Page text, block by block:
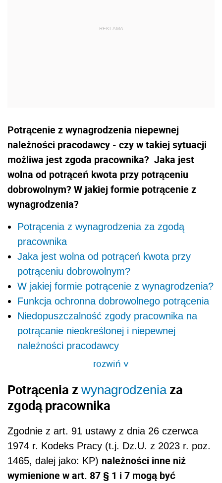
Potrącenie z wynagrodzenia niepewnej
należności pracodawcy - czy w takiej sytuacji
możliwa jest zgoda pracownika? Jaka jest
wolna od potrąceń kwota przy potrąceniu
dobrowolnym? W jakiej formie potrącenie z
wynagrodzenia?
Potrącenia z wynagrodzenia za zgodą
pracownika
Jaka jest wolna od potrąceń kwota przy
potrąceniu dobrowolnym?
W jakiej formie potrącenie z wynagrodzenia?
Funkcja ochronna dobrowolnego potrącenia
Niedopuszczalność zgody pracownika na
potrącanie nieokreślonej i niepewnej
należności pracodawcy
rozwiń>
Potrącenia z wynagrodzeniaza
zgodą pracownika
Zgodnie z art. 91 ustawy z dnia 26 czerwca
1974 r. Kodeks Pracy (t.j. Dz.U. z 2023 r. poz.
1465, dalej jako: KP) należności inne niż
wymienione w art. 87 § 1 i 7 mogą być